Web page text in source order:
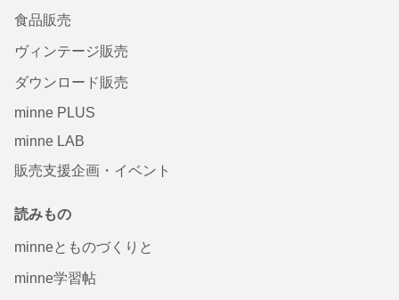
食品販売
ヴィンテージ販売
ダウンロード販売
minne PLUS
minne LAB
販売支援企画・イベント
読みもの
minneとものづくりと
minne学習帖